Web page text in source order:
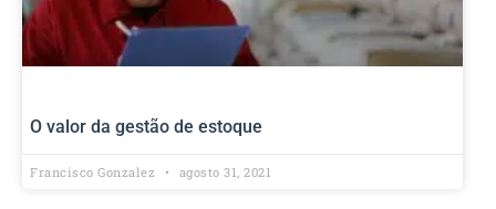
O valor da gestão de estoque
Francisco Gonzalez agosto 31, 2021